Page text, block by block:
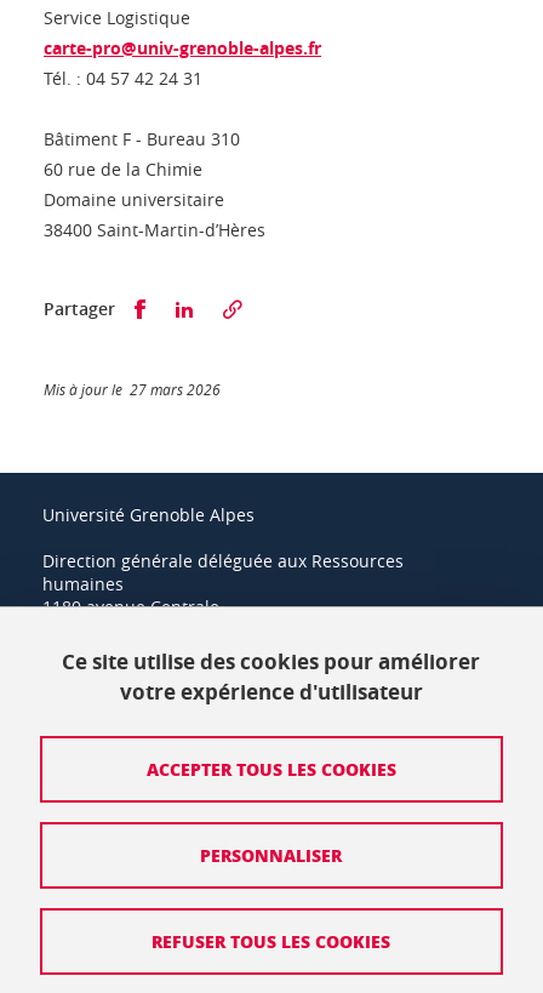
Service Logistique
carte-pro@univ-grenoble-alpes.fr
Tél. : 04 57 42 24 31
Bâtiment F - Bureau 310
60 rue de la Chimie
Domaine universitaire
38400 Saint-Martin-d’Hères
Partager Partager sur Facebook
Partager sur LinkedIn
Mis à jour le 27 mars 2026
Université Grenoble Alpes
Direction générale déléguée aux Ressources
humaines
1180 avenue Centrale
+33 (0)4 57 42 21 42
Mentions légales
Politique de protection des données
Données personnelles
Gestion des cookies
Ce site utilise des cookies pour améliorer
votre expérience d'utilisateur
ACCEPTER TOUS LES COOKIES
REFUSER TOUS LES COOKIES
PERSONNALISER